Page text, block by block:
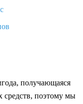
получающаяся
средств, поэтому мы